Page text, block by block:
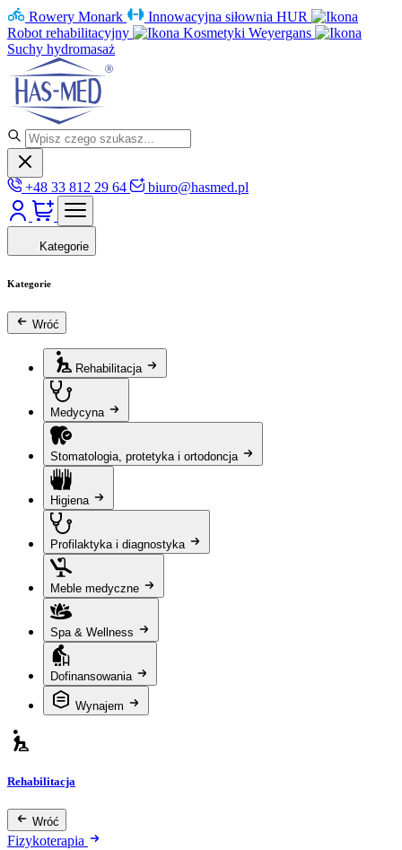
Rowery Monark
Innowacyjna siłownia HUR
Robot rehabilitacyjny
Kosmetyki Weyergans
Suchy hydromasaż
+48 33 812 29 64 biuro@hasmed.pl
Kategorie
Kategorie
Wróć
Rehabilitacja
Medycyna
Stomatologia, protetyka i ortodoncja
Higiena
Profilaktyka i diagnostyka
Meble medyczne
Spa & Wellness
Dofinansowania
Wynajem
Rehabilitacja
Wróć
Fizykoterapia